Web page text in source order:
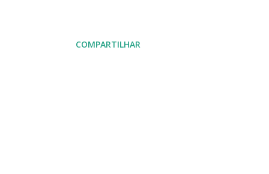
COMPARTILHAR